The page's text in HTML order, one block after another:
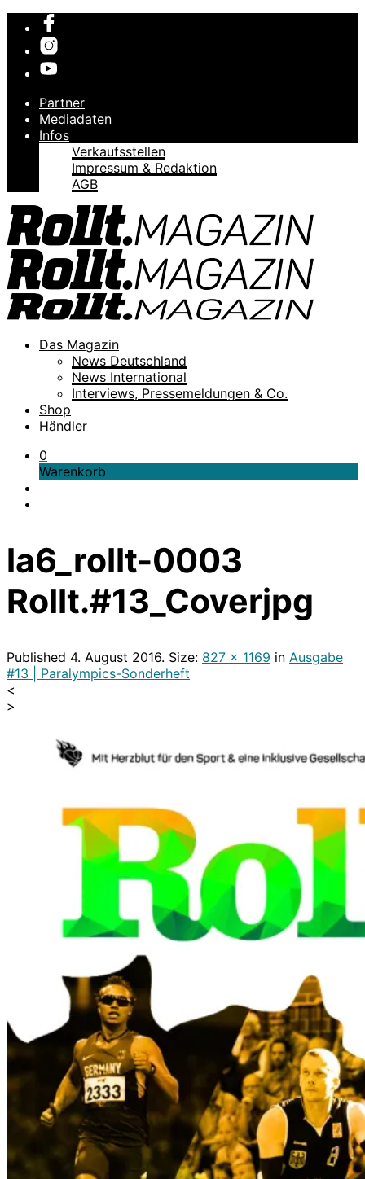
Partner
Mediadaten
Infos
Verkaufsstellen
Impressum & Redaktion
AGB
Das Magazin
News Deutschland
News International
Interviews, Pressemeldungen & Co.
Shop
Händler
0
Warenkorb
la6_rollt-0003
Rollt.#13_Coverjpg
Published 4. August 2016. Size: 827 × 1169 in Ausgabe
#13 | Paralympics-Sonderheft
<
>